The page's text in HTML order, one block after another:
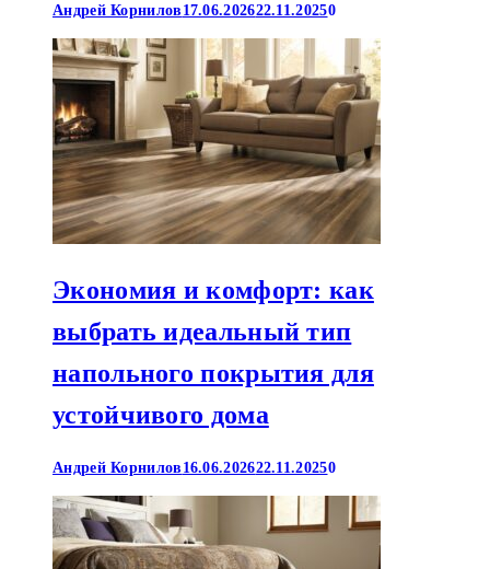
Андрей Корнилов 17.06.202622.11.20250
Экономия и комфорт: как
выбрать идеальный тип
напольного покрытия для
устойчивого дома
Андрей Корнилов 16.06.202622.11.20250